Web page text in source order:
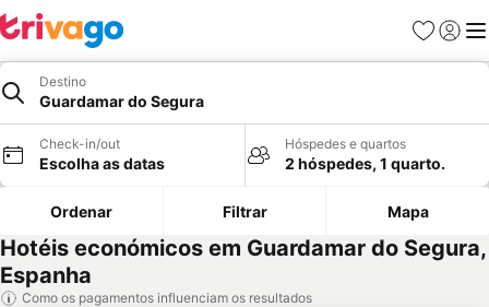
Favoritos
Iniciar
Destino
Guardamar do Segura
Check-in/out
Escolha as datas
Hóspedes e quartos
2 hóspedes, 1 quarto.
Ordenar Filtrar Mapa
Hotéis económicos em Guardamar do Segura,
Espanha
Como os pagamentos influenciam os resultados